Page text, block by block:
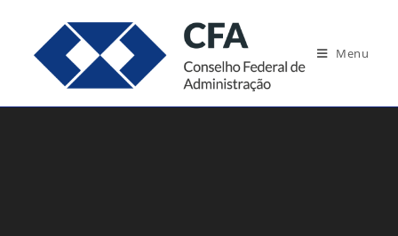
conteúdo
Menu